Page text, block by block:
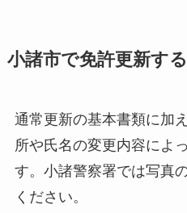
小諸市で免許更新す
通常更新の基本書類に加
所や氏名の変更内容によ
す。小諸警察署では写真
ください。